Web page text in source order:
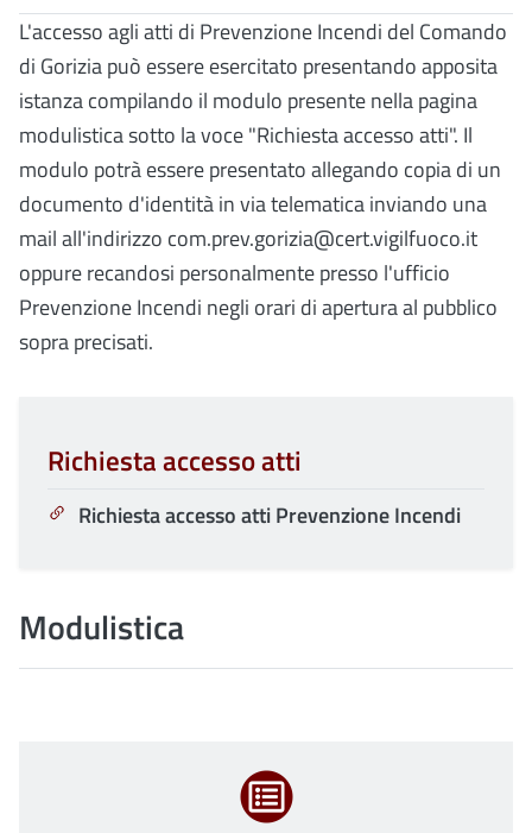
L'accesso agli atti di Prevenzione Incendi del Comando
di Gorizia può essere esercitato presentando apposita
istanza compilando il modulo presente nella pagina
modulistica sotto la voce "Richiesta accesso atti". Il
modulo potrà essere presentato allegando copia di un
documento d'identità in via telematica inviando una
mail all'indirizzo com.prev.gorizia@cert.vigilfuoco.it
oppure recandosi personalmente presso l'ufficio
Prevenzione Incendi negli orari di apertura al pubblico
sopra precisati.
Richiesta accesso atti
Richiesta accesso atti Prevenzione Incendi
Modulistica